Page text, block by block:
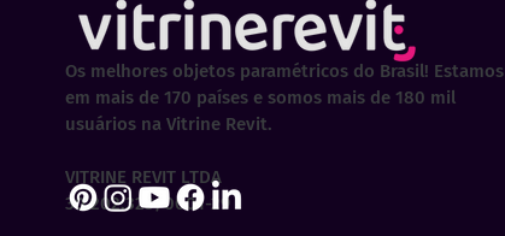
Os melhores objetos paramétricos do Brasil! Estamos
em mais de 170 países e somos mais de 180 mil
usuários na Vitrine Revit.
VITRINE REVIT LTDA
30.202.323/0001-29